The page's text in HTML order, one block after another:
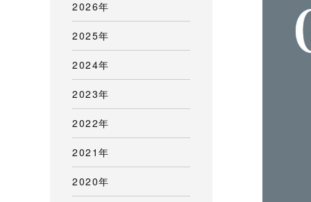
2026年
2025年
2024年
2023年
2022年
2021年
2020年